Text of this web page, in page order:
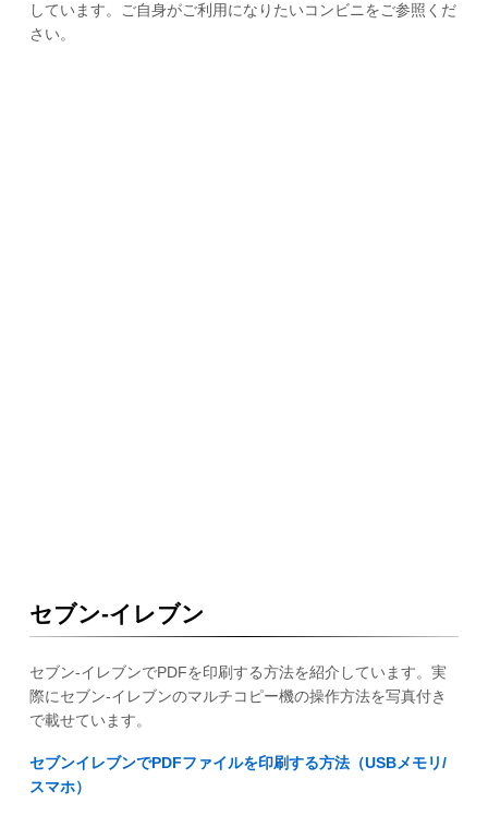
しています。ご自身がご利用になりたいコンビニをご参照くだ
さい。
セブン-イレブン
セブン-イレブンでPDFを印刷する方法を紹介しています。実
際にセブン-イレブンのマルチコピー機の操作方法を写真付き
で載せています。
セブンイレブンでPDFファイルを印刷する方法（USBメモリ/
スマホ）